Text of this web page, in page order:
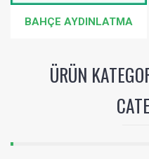
BAHÇE AYDINLATMA
ÜRÜN